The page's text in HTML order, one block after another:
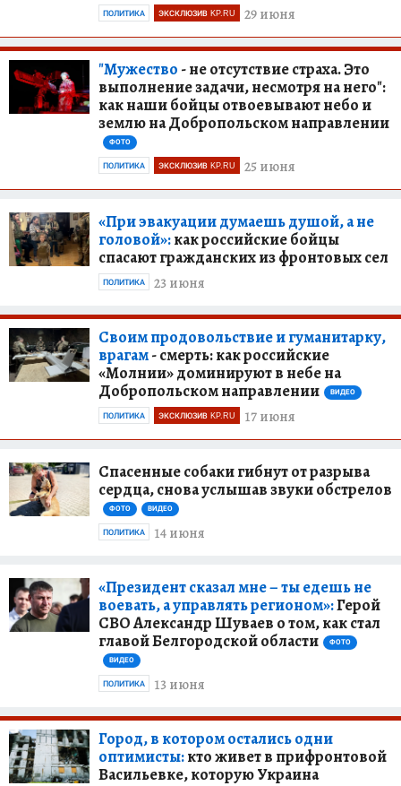
29 июня
ПОЛИТИКА ЭКСКЛЮЗИВ KP.RU
"Мужество - не отсутствие страха. Это
выполнение задачи, несмотря на него":
как наши бойцы отвоевывают небо и
землю на Добропольском направлении
ФОТО
25 июня
ПОЛИТИКА ЭКСКЛЮЗИВ KP.RU
«При эвакуации думаешь душой, а не
головой»:как российские бойцы
спасают гражданских из фронтовых сел
23 июня
ПОЛИТИКА
Своим продовольствие и гуманитарку,
врагам- смерть: как российские
«Молнии» доминируют в небе на
Добропольском направлении
ВИДЕО
17 июня
ПОЛИТИКА ЭКСКЛЮЗИВ KP.RU
Спасенные собаки гибнут от разрыва
сердца, снова услышав звуки обстрелов
ФОТО ВИДЕО
14 июня
ПОЛИТИКА
«Президент сказал мне – ты едешь не
воевать, а управлять регионом»:Герой
СВО Александр Шуваев о том, как стал
главой Белгородской области
ФОТО
ВИДЕО
13 июня
ПОЛИТИКА
Город, в котором остались одни
оптимисты:кто живет в прифронтовой
Васильевке, которую Украина